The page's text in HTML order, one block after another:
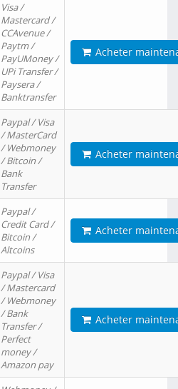
Visa /
Mastercard /
CCAvenue /
Paytm /
PayUMoney /
UPi Transfer /
Paysera /
Banktransfer
Acheter
Paypal / Visa
/ MasterCard
/ Webmoney
/ Bitcoin /
Bank
Transfer
Acheter
Paypal /
Credit Card /
Bitcoin /
Altcoins
Acheter
Paypal / Visa
/ Mastercard
/ Webmoney
/ Bank
Transfer /
Perfect
money /
Amazon pay
Acheter